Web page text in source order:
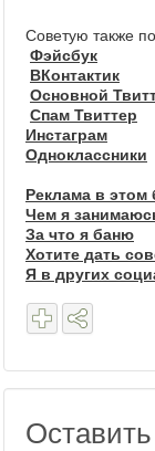
Советую также
Фэйсбук
ВКонтактик
Основной
Спам Твиттер
Инстаграм
Одноклассники
Реклама в этом
Чем я
За что я баню
Хотите дать
Я в других